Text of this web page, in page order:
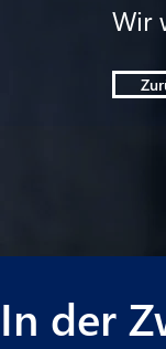
Wir
In der